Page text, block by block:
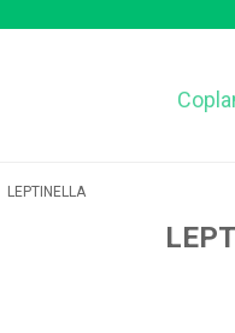
LEPTINELLA